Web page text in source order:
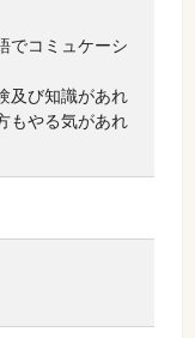
でコミュケーシ
及び知識があれ
もやる気があれ